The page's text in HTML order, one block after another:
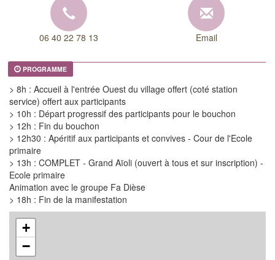
06 40 22 78 13 Email
PROGRAMME
> 8h : Accueil à l'entrée Ouest du village offert (coté station
service) offert aux participants
> 10h : Départ progressif des participants pour le bouchon
> 12h : Fin du bouchon
> 12h30 : Apéritif aux participants et convives - Cour de l'Ecole
primaire
> 13h : COMPLET - Grand Aïoli (ouvert à tous et sur inscription) -
Ecole primaire
Animation avec le groupe Fa Dièse
> 18h : Fin de la manifestation
+
−